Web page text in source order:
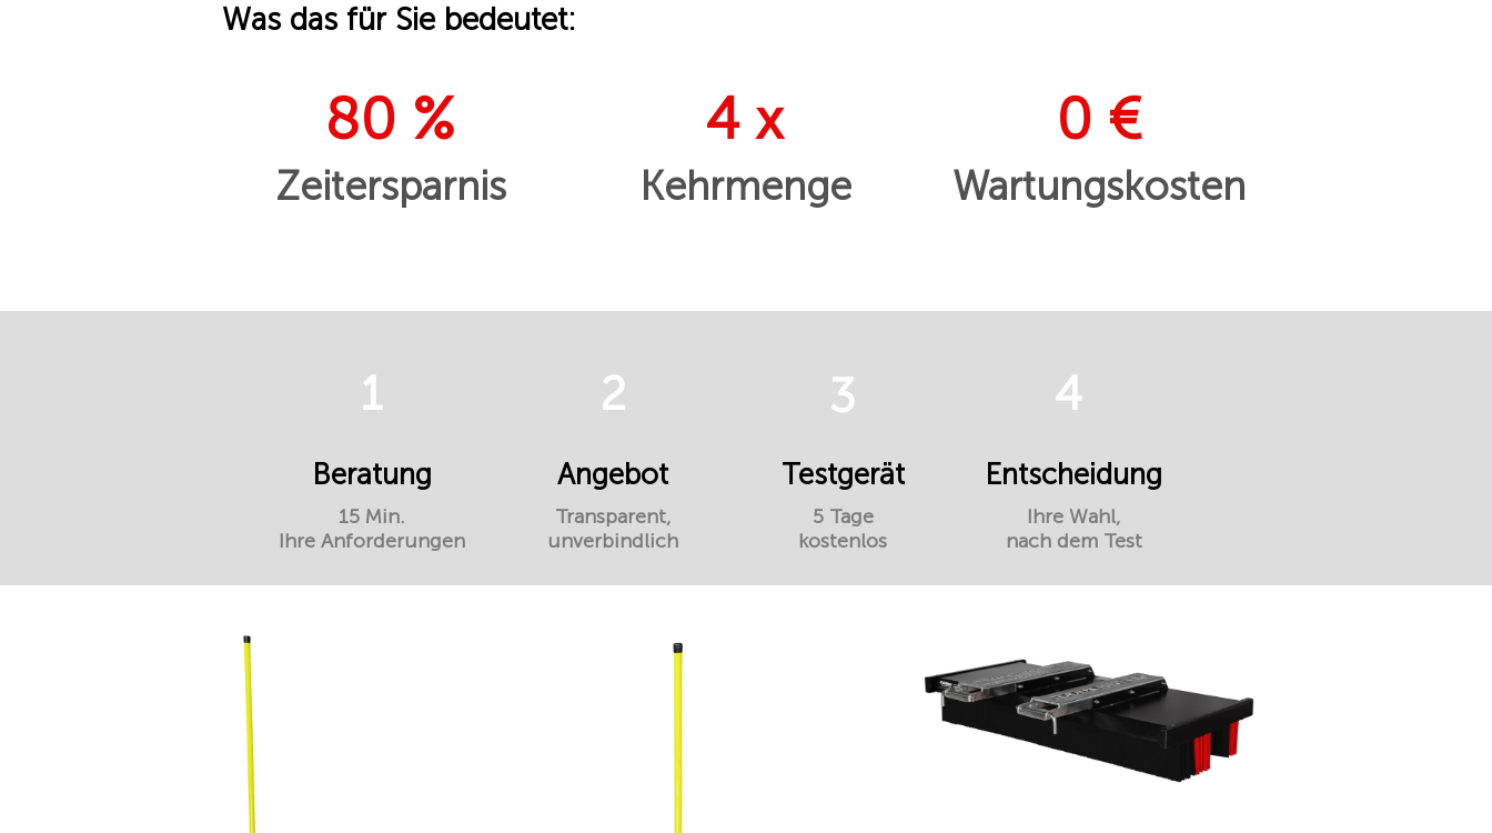
Was das für Sie bedeutet:
80 %
Zeitersparnis
4 x
Kehrmenge
0 €
Wartungskosten
1
Beratung
15 Min.
Ihre Anforderungen
2
Angebot
Transparent,
unverbindlich
3
Testgerät
5 Tage
kostenlos
4
Entscheidung
Ihre Wahl,
nach dem Test